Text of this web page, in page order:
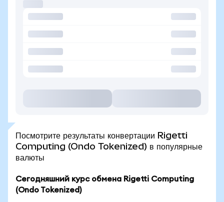
Посмотрите результаты конвертации Rigetti
Computing (Ondo Tokenized) в популярные
валюты
Сегодняшний курс обмена Rigetti Computing
(Ondo Tokenized)